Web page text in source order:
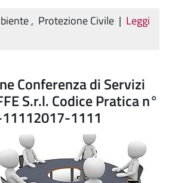
, Protezione Civile | Leggi
Conferenza di Servizi
S.r.l. Codice Pratica n°
1111